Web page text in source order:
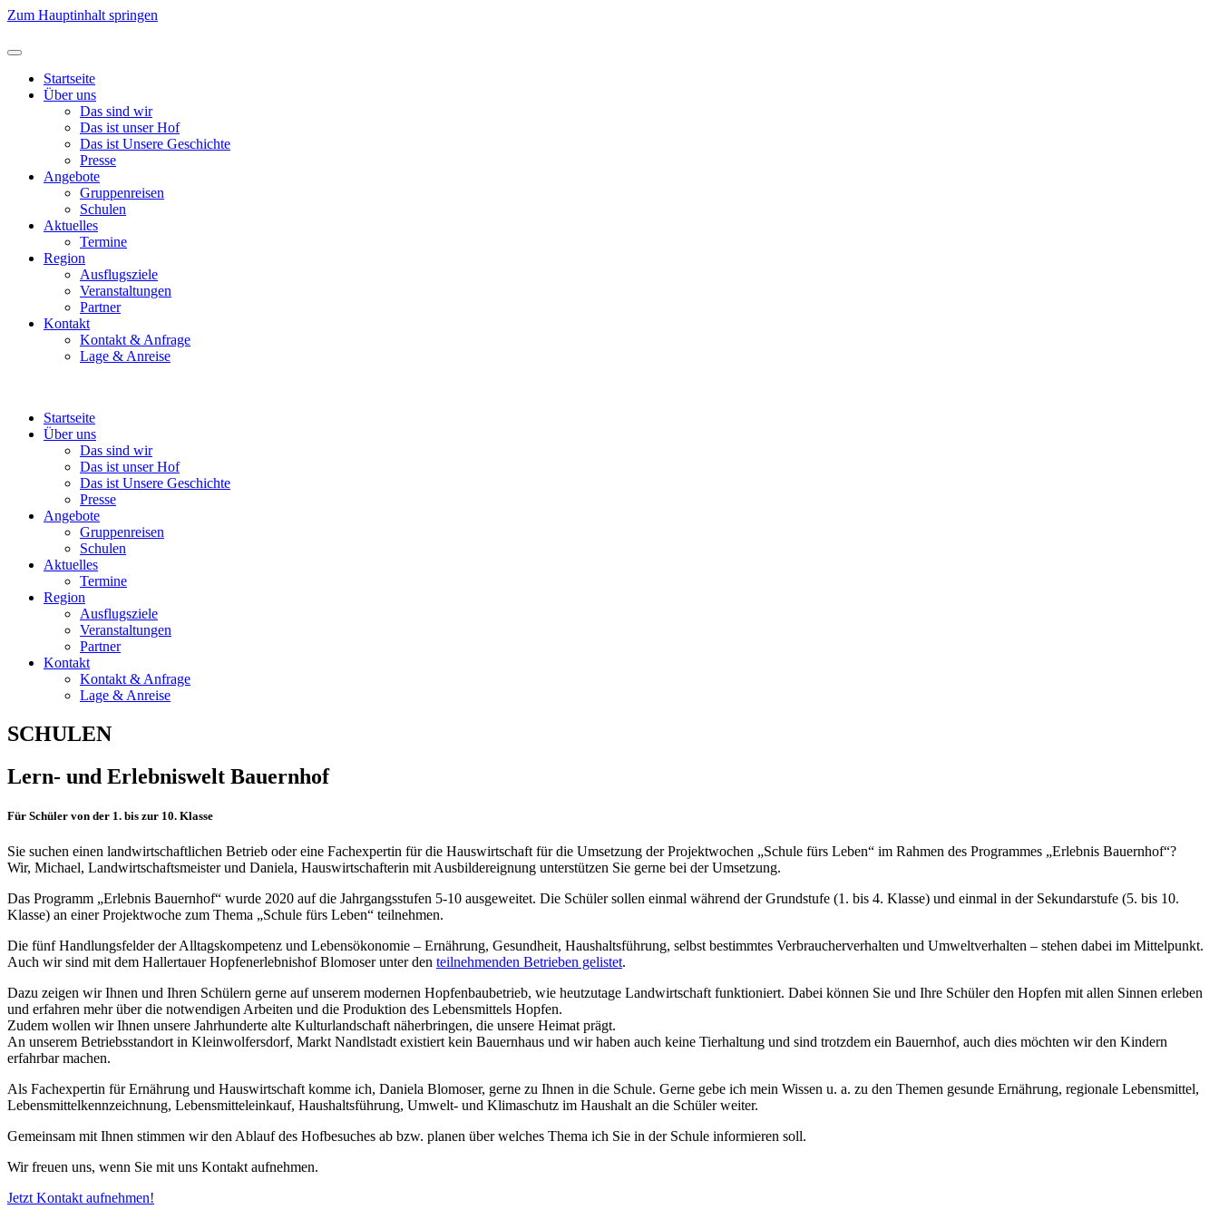
Zum Hauptinhalt springen
Startseite
Über uns
Das sind wir
Das ist unser Hof
Das ist Unsere Geschichte
Presse
Angebote
Gruppenreisen
Schulen
Aktuelles
Termine
Region
Ausflugsziele
Veranstaltungen
Partner
Kontakt
Kontakt & Anfrage
Lage & Anreise
Startseite
Über uns
Das sind wir
Das ist unser Hof
Das ist Unsere Geschichte
Presse
Angebote
Gruppenreisen
Schulen
Aktuelles
Termine
Region
Ausflugsziele
Veranstaltungen
Partner
Kontakt
Kontakt & Anfrage
Lage & Anreise
SCHULEN
Lern- und Erlebniswelt Bauernhof
Für Schüler von der 1. bis zur 10. Klasse
Sie suchen einen landwirtschaftlichen Betrieb oder eine Fachexpertin für die Hauswirtschaft für die Umsetzung der Projektwochen „Schule fürs Leben“ im Rahmen des Programmes „Erlebnis Bauernhof“?
Wir, Michael, Landwirtschaftsmeister und Daniela, Hauswirtschafterin mit Ausbildereignung unterstützen Sie gerne bei der Umsetzung.
Das Programm „Erlebnis Bauernhof“ wurde 2020 auf die Jahrgangsstufen 5-10 ausgeweitet. Die Schüler sollen einmal während der Grundstufe (1. bis 4. Klasse) und einmal in der Sekundarstufe (5. bis 10.
Klasse) an einer Projektwoche zum Thema „Schule fürs Leben“ teilnehmen.
Die fünf Handlungsfelder der Alltagskompetenz und Lebensökonomie – Ernährung, Gesundheit, Haushaltsführung, selbst bestimmtes Verbraucherverhalten und Umweltverhalten – stehen dabei im Mittelpunkt.
Auch wir sind mit dem Hallertauer Hopfenerlebnishof Blomoser unter den teilnehmenden Betrieben gelistet.
Dazu zeigen wir Ihnen und Ihren Schülern gerne auf unserem modernen Hopfenbaubetrieb, wie heutzutage Landwirtschaft funktioniert. Dabei können Sie und Ihre Schüler den Hopfen mit allen Sinnen erleben
und erfahren mehr über die notwendigen Arbeiten und die Produktion des Lebensmittels Hopfen.
Zudem wollen wir Ihnen unsere Jahrhunderte alte Kulturlandschaft näherbringen, die unsere Heimat prägt.
An unserem Betriebsstandort in Kleinwolfersdorf, Markt Nandlstadt existiert kein Bauernhaus und wir haben auch keine Tierhaltung und sind trotzdem ein Bauernhof, auch dies möchten wir den Kindern
erfahrbar machen.
Als Fachexpertin für Ernährung und Hauswirtschaft komme ich, Daniela Blomoser, gerne zu Ihnen in die Schule. Gerne gebe ich mein Wissen u. a. zu den Themen gesunde Ernährung, regionale Lebensmittel,
Lebensmittelkennzeichnung, Lebensmitteleinkauf, Haushaltsführung, Umwelt- und Klimaschutz im Haushalt an die Schüler weiter.
Gemeinsam mit Ihnen stimmen wir den Ablauf des Hofbesuches ab bzw. planen über welches Thema ich Sie in der Schule informieren soll.
Wir freuen uns, wenn Sie mit uns Kontakt aufnehmen.
Jetzt Kontakt aufnehmen!